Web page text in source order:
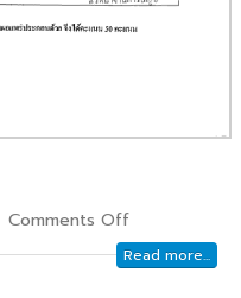
Comments Off
Read more...